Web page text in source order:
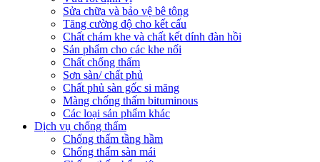
Sửa chữa và bảo vệ bê tông
Tăng cường độ cho kết cấu
Chất chám khe và chất kết dính đàn hồi
Sản phẩm cho các khe nối
Chất chống thấm
Sơn sàn/ chất phủ
Chất phủ sàn gốc si măng
Màng chống thấm bituminous
Các loại sản phẩm khác
Dịch vụ chống thấm
Chống thấm tầng hầm
Chống thấm sàn mái